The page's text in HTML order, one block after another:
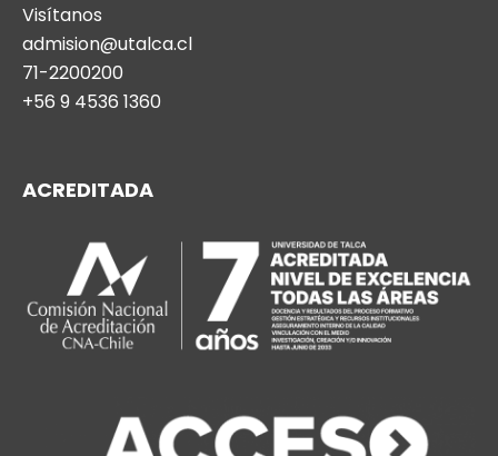
Visítanos
admision@utalca.cl
71-2200200
+56 9 4536 1360
ACREDITADA